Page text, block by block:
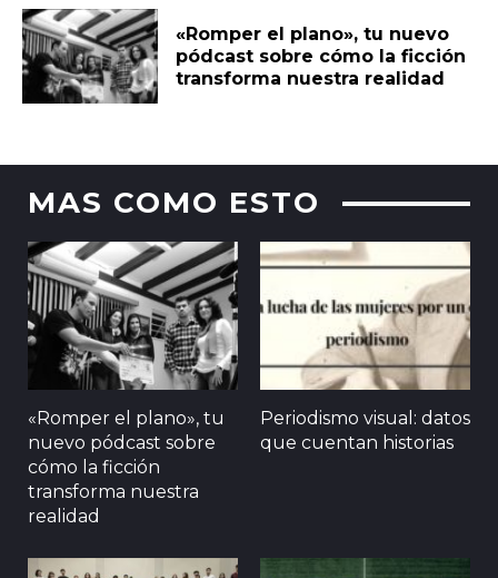
«Romper el plano», tu nuevo
pódcast sobre cómo la ficción
transforma nuestra realidad
MAS COMO ESTO
«Romper el plano», tu
nuevo pódcast sobre
cómo la ficción
transforma nuestra
realidad
Periodismo visual: datos
que cuentan historias